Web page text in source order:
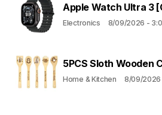
Apple Watch Ultra 3
Electronics 8/09/2026 -
5PCS Sloth Wooden
Home & Kitchen 8/09/2026